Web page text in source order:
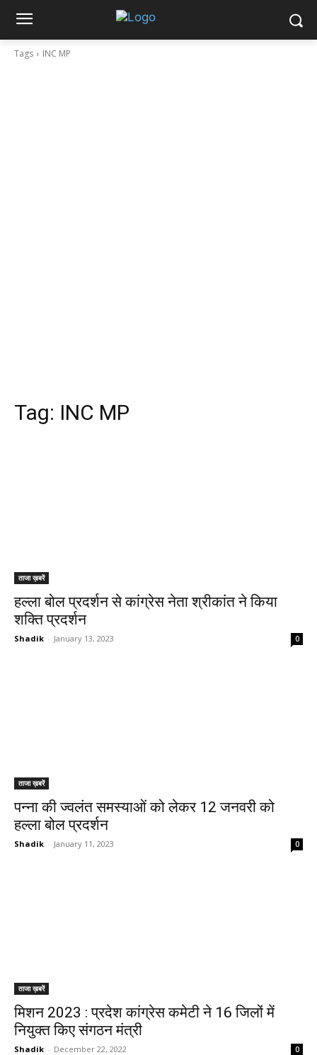
Tags INC MP
Tag: INC MP
ताजा ख़बरें
हल्ला बोल प्रदर्शन से कांग्रेस नेता श्रीकांत ने किया
शक्ति प्रदर्शन
Shadik - January 13, 2023 0
ताजा ख़बरें
पन्ना की ज्वलंत समस्याओं को लेकर 12 जनवरी को
हल्ला बोल प्रदर्शन
Shadik - January 11, 2023 0
ताजा ख़बरें
मिशन 2023 : प्रदेश कांग्रेस कमेटी ने 16 जिलों में
नियुक्त किए संगठन मंत्री
Shadik - December 22, 2022 0